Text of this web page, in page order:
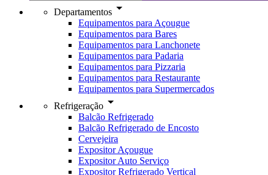
Departamentos arrow_drop_down
Equipamentos para Açougue
Equipamentos para Bares
Equipamentos para Lanchonete
Equipamentos para Padaria
Equipamentos para Pizzaria
Equipamentos para Restaurante
Equipamentos para Supermercados
Refrigeração arrow_drop_down
Balcão Refrigerado
Balcão Refrigerado de Encosto
Cervejeira
Expositor Açougue
Expositor Auto Serviço
Expositor Refrigerado Vertical